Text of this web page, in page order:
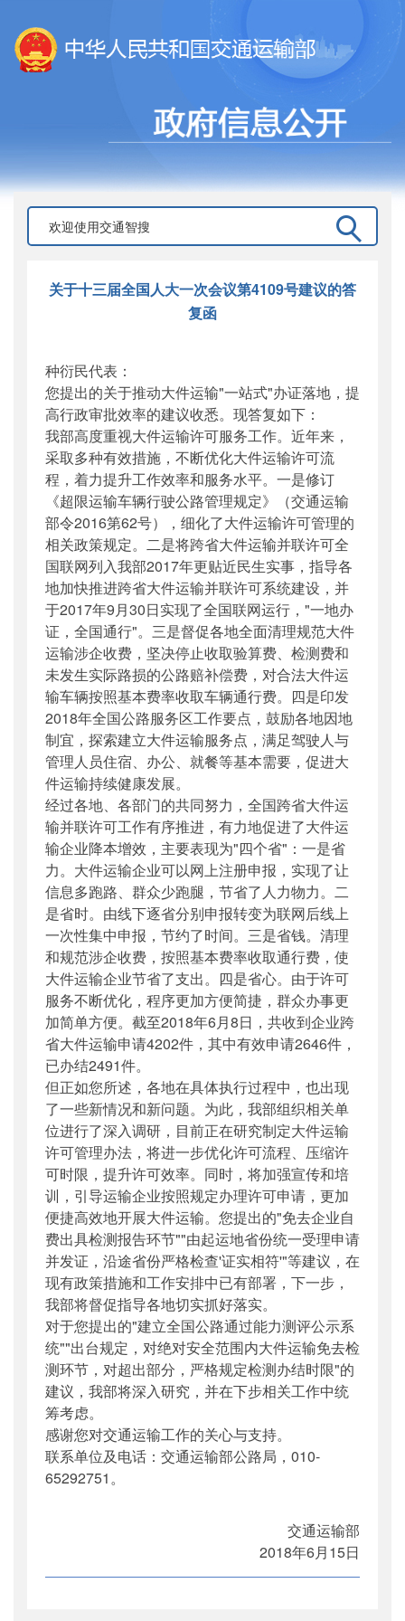
关于十三届全国人大一次会议第4109号建议的答
复函
种衍民代表：
您提出的关于推动大件运输"一站式"办证落地，提
高行政审批效率的建议收悉。现答复如下：
我部高度重视大件运输许可服务工作。近年来，
采取多种有效措施，不断优化大件运输许可流
程，着力提升工作效率和服务水平。一是修订
《超限运输车辆行驶公路管理规定》（交通运输
部令2016第62号），细化了大件运输许可管理的
相关政策规定。二是将跨省大件运输并联许可全
国联网列入我部2017年更贴近民生实事，指导各
地加快推进跨省大件运输并联许可系统建设，并
于2017年9月30日实现了全国联网运行，"一地办
证，全国通行"。三是督促各地全面清理规范大件
运输涉企收费，坚决停止收取验算费、检测费和
未发生实际路损的公路赔补偿费，对合法大件运
输车辆按照基本费率收取车辆通行费。四是印发
2018年全国公路服务区工作要点，鼓励各地因地
制宜，探索建立大件运输服务点，满足驾驶人与
管理人员住宿、办公、就餐等基本需要，促进大
件运输持续健康发展。
经过各地、各部门的共同努力，全国跨省大件运
输并联许可工作有序推进，有力地促进了大件运
输企业降本增效，主要表现为"四个省"：一是省
力。大件运输企业可以网上注册申报，实现了让
信息多跑路、群众少跑腿，节省了人力物力。二
是省时。由线下逐省分别申报转变为联网后线上
一次性集中申报，节约了时间。三是省钱。清理
和规范涉企收费，按照基本费率收取通行费，使
大件运输企业节省了支出。四是省心。由于许可
服务不断优化，程序更加方便简捷，群众办事更
加简单方便。截至2018年6月8日，共收到企业跨
省大件运输申请4202件，其中有效申请2646件，
已办结2491件。
但正如您所述，各地在具体执行过程中，也出现
了一些新情况和新问题。为此，我部组织相关单
位进行了深入调研，目前正在研究制定大件运输
许可管理办法，将进一步优化许可流程、压缩许
可时限，提升许可效率。同时，将加强宣传和培
训，引导运输企业按照规定办理许可申请，更加
便捷高效地开展大件运输。您提出的"免去企业自
费出具检测报告环节""由起运地省份统一受理申请
并发证，沿途省份严格检查'证实相符'"等建议，在
现有政策措施和工作安排中已有部署，下一步，
我部将督促指导各地切实抓好落实。
对于您提出的"建立全国公路通过能力测评公示系
统""出台规定，对绝对安全范围内大件运输免去检
测环节，对超出部分，严格规定检测办结时限"的
建议，我部将深入研究，并在下步相关工作中统
筹考虑。
感谢您对交通运输工作的关心与支持。
联系单位及电话：交通运输部公路局，010-
65292751。
交通运输部
2018年6月15日